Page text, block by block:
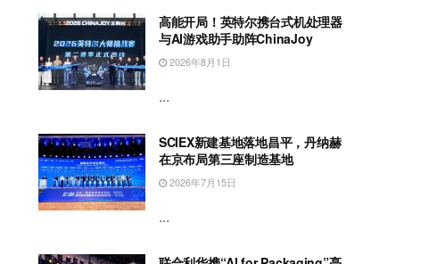
高能开局！英特尔携台式机处理器
与AI游戏助手助阵ChinaJoy
2026年8月1日
...
SCIEX新建基地落地昌平，丹纳赫
在京布局第三座制造基地
2026年7月15日
...